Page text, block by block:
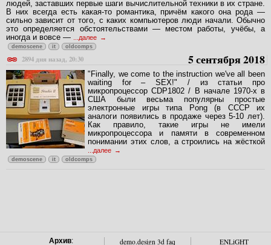
людей, заставших первые шаги вычислительной техники в их стране.
В них всегда есть какая-то романтика, причём какого она рода —
сильно зависит от того, с каких компьютеров люди начали. Обычно
это определяется обстоятельствами — местом работы, учёбы, а
иногда и вовсе —
...далее
demoscene it oldcomps
2894 дня назад, 20:30 5 сентября 2018
"Finally, we come to the instruction we've all been
waiting for – SEX!" / из статьи про
микропроцессор CDP1802 / В начале 1970-х в
США были весьма популярны простые
электронные игры типа Pong (в СССР их
аналоги появились в продаже через 5-10 лет).
Как правило, такие игры не имели
микропроцессора и памяти в современном
понимании этих слов, а строились на жёсткой
...далее
demoscene it oldcomps
Архив: demo.design 3d faq ENLiGHT